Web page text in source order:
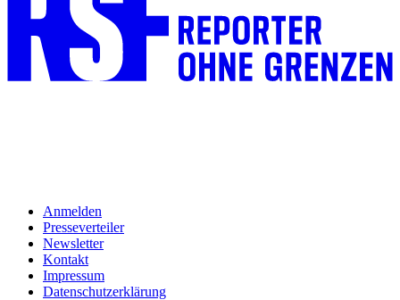
Anmelden
Presseverteiler
Newsletter
Kontakt
Impressum
Datenschutzerklärung